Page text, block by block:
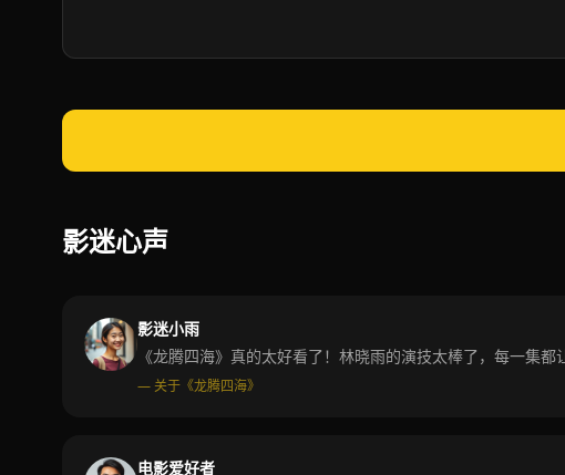
影迷心声
影迷小雨
《龙腾四海》真的太好看了！林晓雨的演技太棒了，每一集都
— 关于《龙腾四海》
电影爱好者